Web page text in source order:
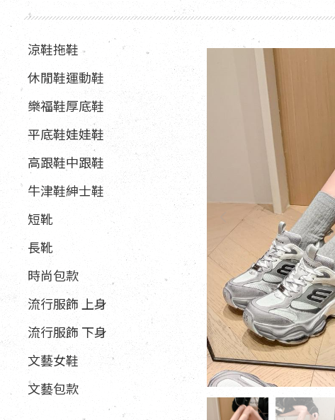
涼鞋拖鞋
休閒鞋運動鞋
樂福鞋厚底鞋
平底鞋娃娃鞋
高跟鞋中跟鞋
牛津鞋紳士鞋
短靴
長靴
時尚包款
流行服飾 上身
流行服飾 下身
文藝女鞋
文藝包款